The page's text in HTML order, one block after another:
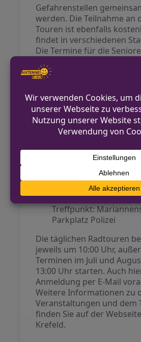
Gefahrenstellen
werden. Die Teilnahme an
Touren ist ebenfalls
findet in verschiedenen
Die Termine für die
Treffpunkt: Hülser
22. April 2026 (Hüls),
Anmeldeschluss: 19.
Treffpunkt: Hülser
Anmeldeschluss: 12.
Parkplatz Polizei
4. August 2026
Anmeldeschluss: 31.
Treffpunkt:
Parkplatz Polizei
Die täglichen Radtouren
jeweils um 10:00 Uhr,
Terminen im Juli und
13:00 Uhr starten. Auch
Anmeldung per E-Mail
Weitere Informationen zu
Veranstaltungen und dem
finden Sie auf der
Krefeld.